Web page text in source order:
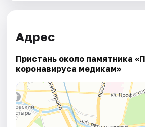
Адрес
Пристань около памятника
коронавируса медикам»